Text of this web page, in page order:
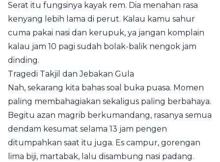
Serat itu fungsinya kayak rem. Dia menahan rasa
kenyang lebih lama di perut. Kalau kamu sahur
cuma pakai nasi dan kerupuk, ya jangan komplain
kalau jam 10 pagi sudah bolak-balik nengok jam
dinding.
Tragedi Takjil dan Jebakan Gula
Nah, sekarang kita bahas soal buka puasa. Momen
paling membahagiakan sekaligus paling berbahaya.
Begitu azan magrib berkumandang, rasanya semua
dendam kesumat selama 13 jam pengen
ditumpahkan saat itu juga. Es campur, gorengan
lima biji, martabak, lalu disambung nasi padang.